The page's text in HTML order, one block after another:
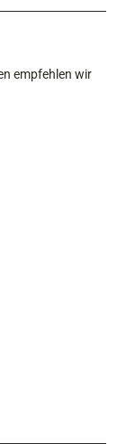
empfehlen wir